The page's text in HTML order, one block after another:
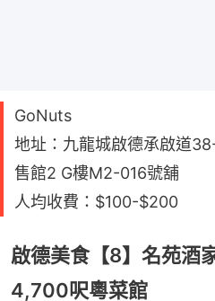
GoNuts
地址：九龍城啟德承啟道
售館2 G樓M2-016號舖
人均收費：$100-$200
啟德美食【8】名苑
4,700呎粵菜館